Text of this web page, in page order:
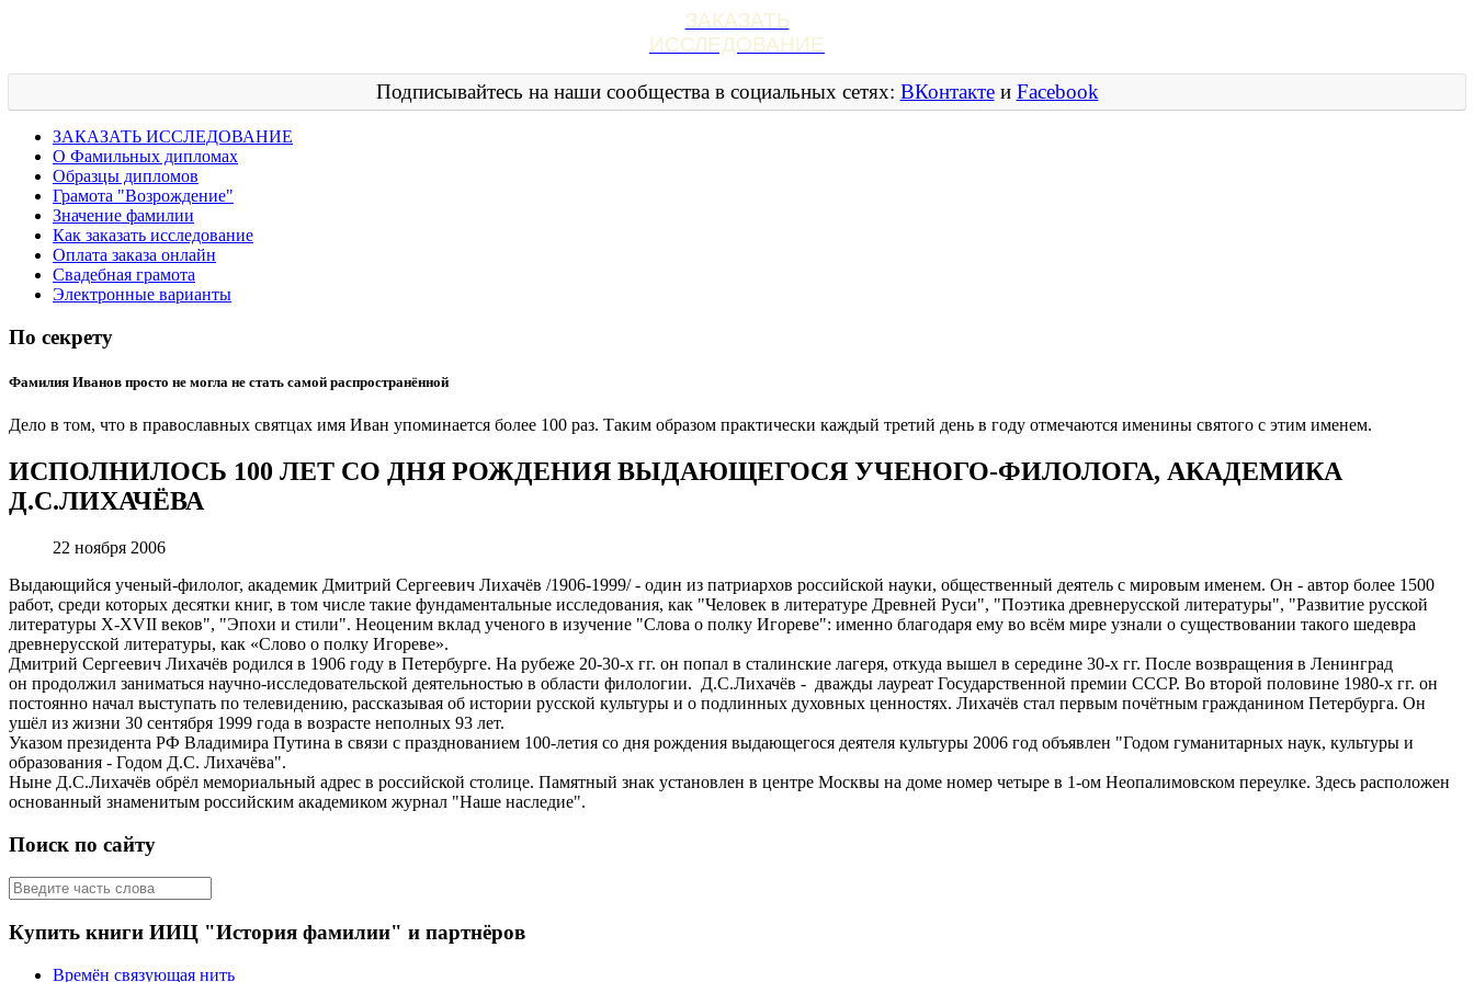
ЗАКАЗАТЬ
ИССЛЕДОВАНИЕ
Подписывайтесь на наши сообщества в социальных сетях: ВКонтактеи Facebook
ЗАКАЗАТЬ ИССЛЕДОВАНИЕ
О Фамильных дипломах
Образцы дипломов
Грамота "Возрождение"
Значение фамилии
Как заказать исследование
Оплата заказа онлайн
Свадебная грамота
Электронные варианты
По секрету
Фамилия Иванов просто не могла не стать самой распространённой
Дело в том, что в православных святцах имя Иван упоминается более 100 раз. Таким образом практически каждый третий день в году отмечаются именины святого с этим именем.
ИСПОЛНИЛОСЬ 100 ЛЕТ СО ДНЯ РОЖДЕНИЯ ВЫДАЮЩЕГОСЯ УЧЕНОГО-ФИЛОЛОГА, АКАДЕМИКА
Д.С.ЛИХАЧЁВА
22 ноября 2006
Выдающийся ученый-филолог, академик Дмитрий Сергеевич Лихачёв /1906-1999/ - один из патриархов российской науки, общественный деятель с мировым именем. Он - автор более 1500
работ, среди которых десятки книг, в том числе такие фундаментальные исследования, как "Человек в литературе Древней Руси", "Поэтика древнерусской литературы", "Развитие русской
литературы Х-ХVII веков", "Эпохи и стили". Неоценим вклад ученого в изучение "Слова о полку Игореве": именно благодаря ему во всём мире узнали о существовании такого шедевра
древнерусской литературы, как «Слово о полку Игореве».
Дмитрий Сергеевич Лихачёв родился в 1906 году в Петербурге. На рубеже 20-30-х гг. он попал в сталинские лагеря, откуда вышел в середине 30-х гг. После возвращения в Ленинград
он продолжил заниматься научно-исследовательской деятельностью в области филологии. Д.С.Лихачёв - дважды лауреат Государственной премии СССР. Во второй половине 1980-х гг. он
постоянно начал выступать по телевидению, рассказывая об истории русской культуры и о подлинных духовных ценностях. Лихачёв стал первым почётным гражданином Петербурга. Он
ушёл из жизни 30 сентября 1999 года в возрасте неполных 93 лет.
Указом президента РФ Владимира Путина в связи с празднованием 100-летия со дня рождения выдающегося деятеля культуры 2006 год объявлен "Годом гуманитарных наук, культуры и
образования - Годом Д.С. Лихачёва".
Ныне Д.С.Лихачёв обрёл мемориальный адрес в российской столице. Памятный знак установлен в центре Москвы на доме номер четыре в 1-ом Неопалимовском переулке. Здесь расположен
основанный знаменитым российским академиком журнал "Наше наследие".
Поиск по сайту
Купить книги ИИЦ "История фамилии" и партнёров
Времён связующая нить